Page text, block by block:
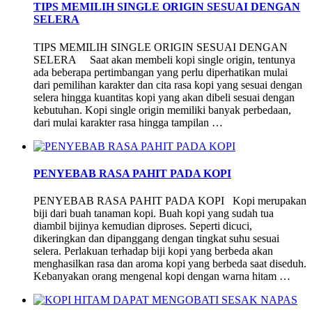
TIPS MEMILIH SINGLE ORIGIN SESUAI DENGAN
SELERA
TIPS MEMILIH SINGLE ORIGIN SESUAI DENGAN
SELERA Saat akan membeli kopi single origin, tentunya
ada beberapa pertimbangan yang perlu diperhatikan mulai
dari pemilihan karakter dan cita rasa kopi yang sesuai dengan
selera hingga kuantitas kopi yang akan dibeli sesuai dengan
kebutuhan. Kopi single origin memiliki banyak perbedaan,
dari mulai karakter rasa hingga tampilan …
PENYEBAB RASA PAHIT PADA KOPI
PENYEBAB RASA PAHIT PADA KOPI Kopi merupakan
biji dari buah tanaman kopi. Buah kopi yang sudah tua
diambil bijinya kemudian diproses. Seperti dicuci,
dikeringkan dan dipanggang dengan tingkat suhu sesuai
selera. Perlakuan terhadap biji kopi yang berbeda akan
menghasilkan rasa dan aroma kopi yang berbeda saat diseduh.
Kebanyakan orang mengenal kopi dengan warna hitam …